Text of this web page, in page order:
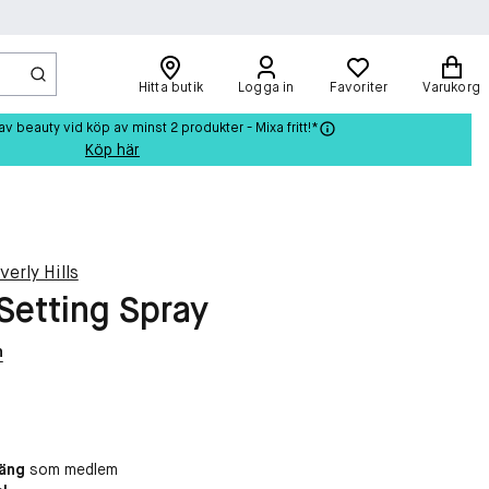
Hitta butik Logga in Favoriter Varukorg
beauty vid köp av minst 2 produkter - Mixa fritt!*
Köp här
Hills
Spray
som medlem